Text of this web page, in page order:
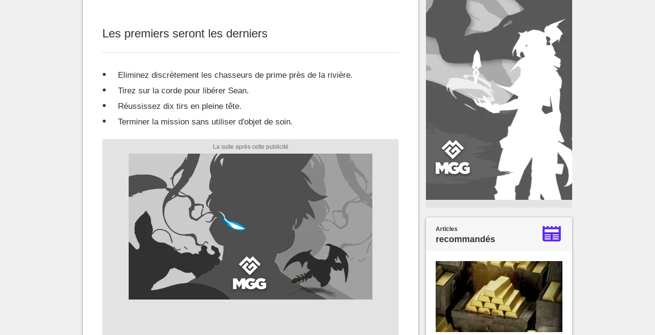
Les premiers seront les derniers
Eliminez discrètement les chasseurs de prime près de la rivière.
Tirez sur la corde pour libérer Sean.
Réussissez dix tirs en pleine tête.
Terminer la mission sans utiliser d'objet de soin.
Articles
recommandés